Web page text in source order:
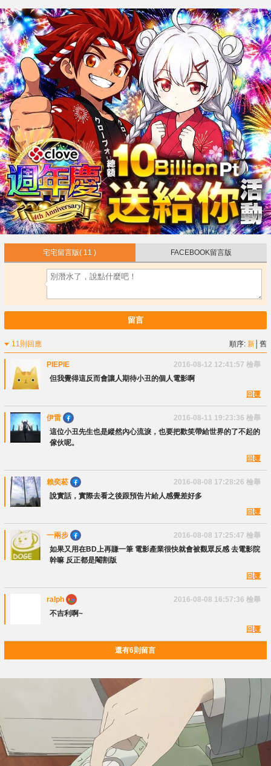
宅宅留言版( 11 ) FACEBOOK留言版
留言
11則回應 順序:新 │舊
PIEPIE 2016-08-12 12:41:57 檢舉
但我覺得這反而會讓人期待小丑的個人電影啊
回覆
伊雷 2016-08-11 19:23:36 檢舉
這位小丑先生也是縱然內心流淚，也要把歡笑帶給世界的了不起的
傢伙呢。
回覆
賴奕菘 2016-08-08 17:28:26 檢舉
說實話，實際去看之後跟預告片給人感覺差好多
回覆
一兩步 2016-08-08 17:25:47 檢舉
如果又用在BD上再賺一筆 電影產業很快就會被觀眾反感 去電影院
幹嘛 反正都是閹割版
回覆
ralph 2016-08-08 16:57:36 檢舉
不吉利啊~
回覆
還有6則留言